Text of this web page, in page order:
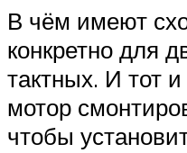
В чём имеют
конкретно для
тактных. И тот
мотор
чтобы